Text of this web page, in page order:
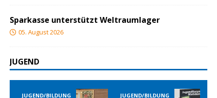
Sparkasse unterstützt Weltraumlager
05. August 2026
JUGEND
JUGEND/BILDUNG JUGEND/BILDUNG